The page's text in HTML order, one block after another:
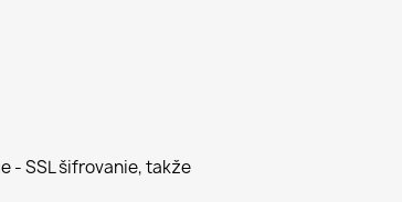
- SSL šifrovanie, takže